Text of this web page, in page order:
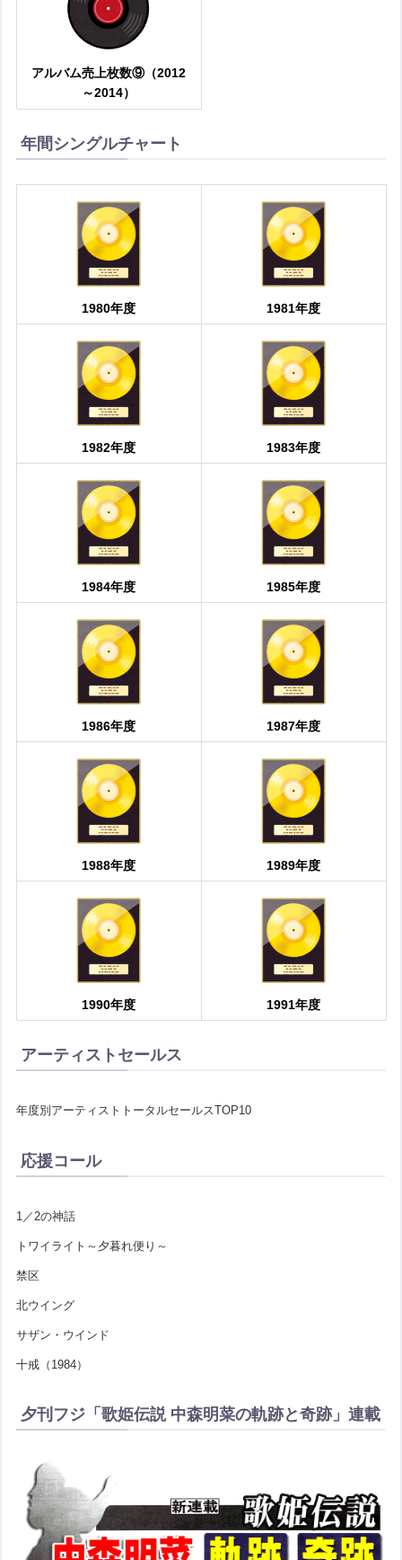
アルバム売上枚数⑨（2012
～2014）
年間シングルチャート
1980年度 1981年度
1982年度 1983年度
1984年度 1985年度
1986年度 1987年度
1988年度 1989年度
1990年度 1991年度
アーティストセールス
年度別アーティストトータルセールスTOP10
応援コール
1／2の神話
トワイライト～夕暮れ便り～
禁区
北ウイング
サザン・ウインド
十戒（1984）
夕刊フジ「歌姫伝説 中森明菜の軌跡と奇跡」連載